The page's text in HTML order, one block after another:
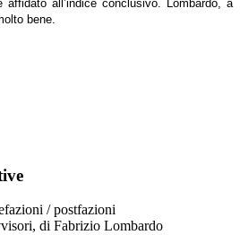
all’indice conclusivo. Lombardo, a
bene.
/ postfazioni
di Fabrizio Lombardo